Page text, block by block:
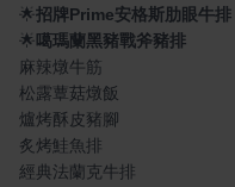
🌟招牌Prime安格斯肋眼牛排
🌟噶瑪蘭黑豬戰斧豬排
麻辣燉牛筋
松露蕈菇燉飯
爐烤酥皮豬腳
炙烤鮭魚排
經典法蘭克牛排